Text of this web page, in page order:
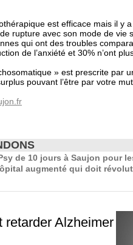
est efficace mais il y
rupture avec son mode de vie
qui ont des troubles
de l’anxiété et 30% n’ont
» est prescrite par
pouvant l’être par votre
de 10 jours à Saujon pour
augmenté qui doit
retarder Alzheimer